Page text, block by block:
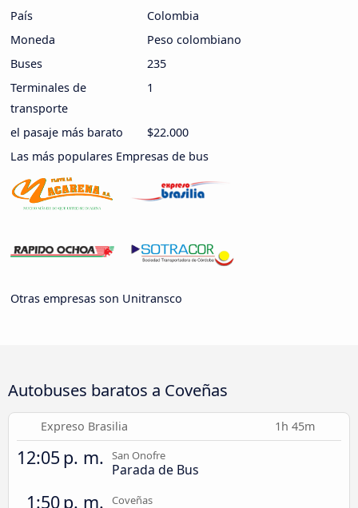
País
Colombia
Moneda
Peso colombiano
Buses
235
Terminales de
transporte
1
el pasaje más barato
$22.000
Las más populares Empresas de bus
Otras empresas son Unitransco
Autobuses baratos a Coveñas
Expreso Brasilia 1h 45m
12:05 p. m. San Onofre
Parada de Bus
1:50 p. m. Coveñas